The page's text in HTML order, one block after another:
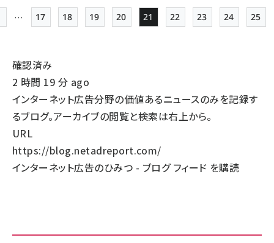
り
頭ページ
…
Page
17
Page
18
Page
19
Page
20
Page
21
Page
22
Page
23
Page
24 25
確認済み
2 時間 19 分 ago
インターネット広告分野の価値あるニュースのみを記録す
るブログ。アーカイブの閲覧と検索は右上から。
URL
https://blog.netadreport.com/
インターネット広告のひみつ - ブログ フィード を購読